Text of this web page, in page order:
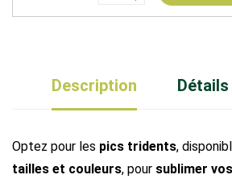
Description
Optez pour les pics tridents,
tailles et couleurs, pour sublimer